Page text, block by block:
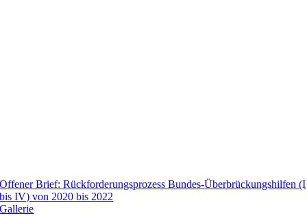
Offener Brief: Rückforderungsprozess Bundes-Überbrückungshilfen (I
bis IV) von 2020 bis 2022
Gallerie